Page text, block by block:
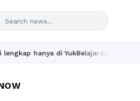
di YukBelajar.com. Mulai